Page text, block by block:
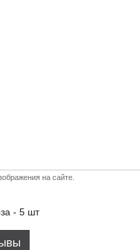
на сайте.
- 5 шт